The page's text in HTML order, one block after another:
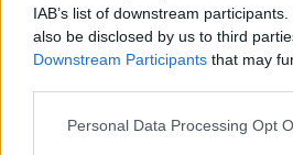
IAB’s list of downstream
also be disclosed by us to third
Downstream Participants that may
Please note that this website/app
Personal Data Processing Opt
Previas 21/22 – Real Sociedad:
el Top 6?
quedar entre los 6 primeros para seguir